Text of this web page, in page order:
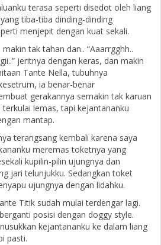
terasa seperti disedot oleh liang
tiba-tiba dinding-dinding
menjepit dengan kuat sekali.
tak tahan dan.. “Aaarrgghh..
jeritnya dengan keras, dan makin
Tante Nella, tubuhnya
ia benar-benar
gerakannya semakin tak karuan
lemas, tapi kejantananku
mantap.
terangsang kembali karena saya
meremas toketnya yang
kupilin-pilin ujungnya dan
jari telunjukku. Sedangkan toket
ujungnya dengan lidahku.
Titik sudah mulai terdengar lagi.
posisi dengan doggy style.
kejantananku ke dalam liang
pasti.